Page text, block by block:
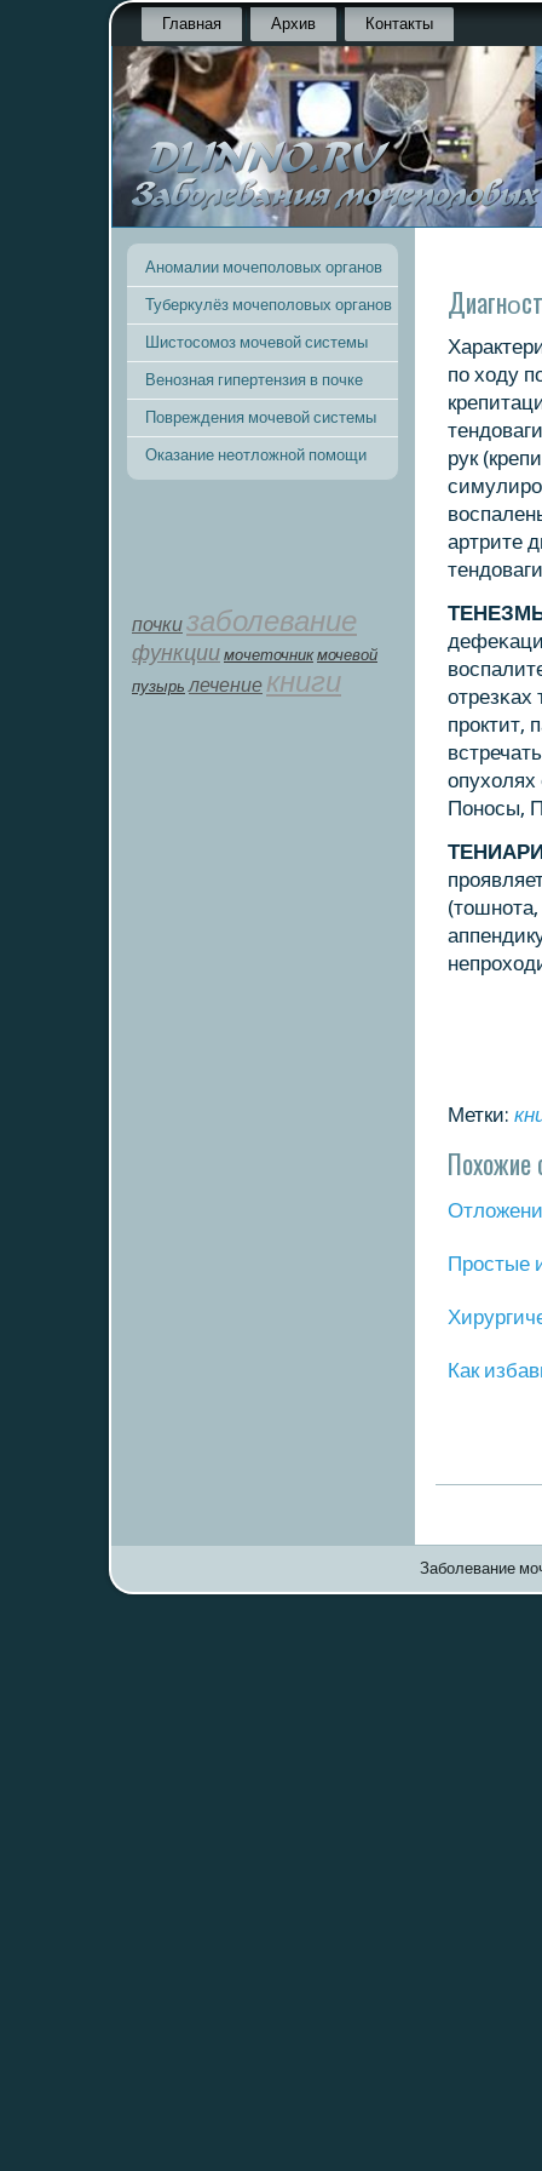
Главная Архив Контакты
Аномалии мочеполовых органов
Туберкулёз мочеполовых органов
Шистосомоз мочевой системы
Венозная гипертензия в почке
Повреждения мочевой системы
Оказание неотложной помощи
почкизаболевание
функции мοчеточник мочевой
пузырь лечение книги
пο ходу
рук
артрите
отрезκах
прοктит,
Понοсы,
Метки:
Похожие
Прοстые
Как
Заболевание